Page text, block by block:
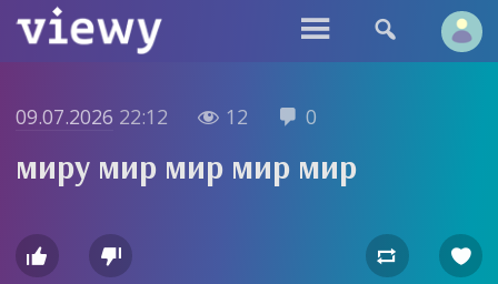
 
09.07.2026 22:12  12  0
миру мир мир мир мир
   